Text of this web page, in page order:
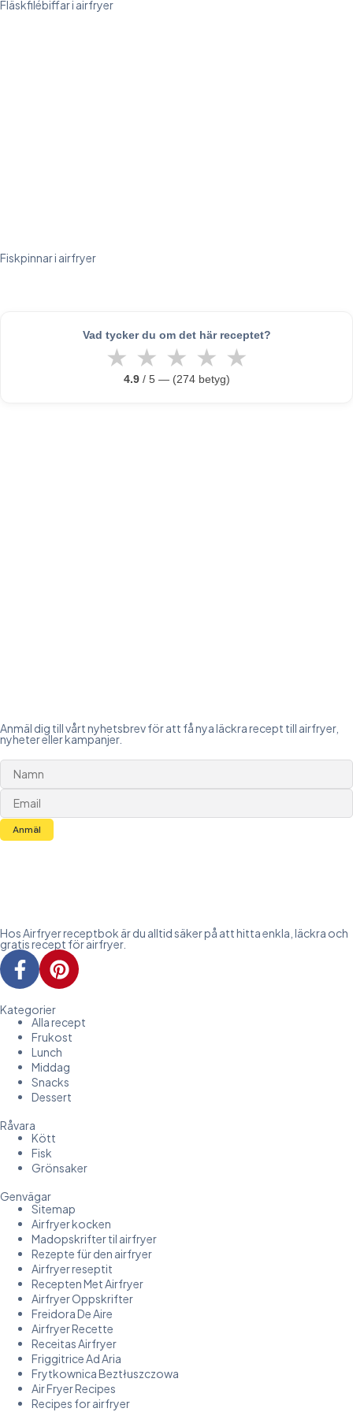
Fläskfilébiffar i airfryer
Fiskpinnar i airfryer
Vad tycker du om det här receptet?
★ ★ ★ ★ ★
4.9/ 5 — (274 betyg)
Anmäl dig till vårt nyhetsbrev för att få nya läckra recept till airfryer,
nyheter eller kampanjer.
Anmäl
Hos Airfryer receptbok är du alltid säker på att hitta enkla, läckra och
gratis recept för airfryer.
Kategorier
Alla recept
Frukost
Lunch
Middag
Snacks
Dessert
Råvara
Kött
Fisk
Grönsaker
Genvägar
Sitemap
Airfryer kocken
Madopskrifter til airfryer
Rezepte für den airfryer
Airfryer reseptit
Recepten Met Airfryer
Airfryer Oppskrifter
Freidora De Aire
Airfryer Recette
Receitas Airfryer
Friggitrice Ad Aria
Frytkownica Beztłuszczowa
Air Fryer Recipes
Recipes for airfryer